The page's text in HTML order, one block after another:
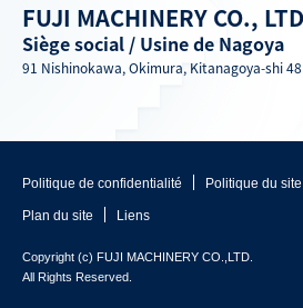
FUJI MACHINERY CO.,
Siège social / Usine de Nagoya
91 Nishinokawa, Okimura, Kitanagoya-shi
Politique de confidentialité Politique du site
Plan du site Liens
Copyright (c) FUJI MACHINERY CO.,LTD.
All Rights Reserved.